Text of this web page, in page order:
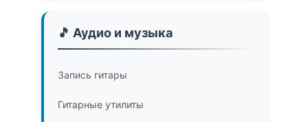
🎵 Аудио и музыка
Запись гитары
Гитарные утилиты